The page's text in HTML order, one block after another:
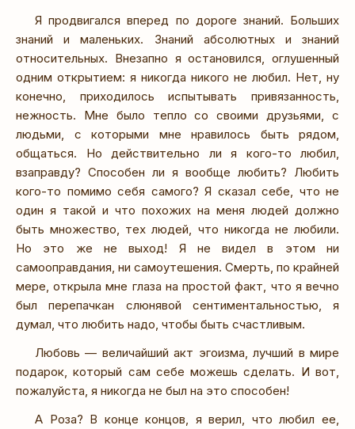
Я продвигался вперед по дороге знаний. Больших
знаний и маленьких. Знаний абсолютных и знаний
относительных. Внезапно я остановился, оглушенный
одним открытием: я никогда никого не любил. Нет, ну
конечно, приходилось испытывать привязанность,
нежность. Мне было тепло со своими друзьями, с
людьми, с которыми мне нравилось быть рядом,
общаться. Но действительно ли я кого-то любил,
взаправду? Способен ли я вообще любить? Любить
кого-то помимо себя самого? Я сказал себе, что не
один я такой и что похожих на меня людей должно
быть множество, тех людей, что никогда не любили.
Но это же не выход! Я не видел в этом ни
самооправдания, ни самоутешения. Смерть, по крайней
мере, открыла мне глаза на простой факт, что я вечно
был перепачкан слюнявой сентиментальностью, я
думал, что любить надо, чтобы быть счастливым.
Любовь — величайший акт эгоизма, лучший в мире
подарок, который сам себе можешь сделать. И вот,
пожалуйста, я никогда не был на это способен!
А Роза? В конце концов, я верил, что любил ее,